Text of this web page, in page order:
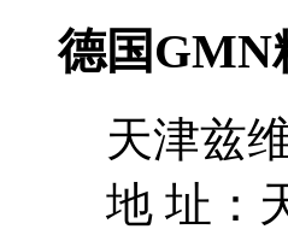
德国GMN
天津兹
地 址：